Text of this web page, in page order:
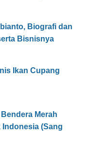
Biografi dan
Bisnisnya
Ikan Cupang
Merah
Indonesia (Sang